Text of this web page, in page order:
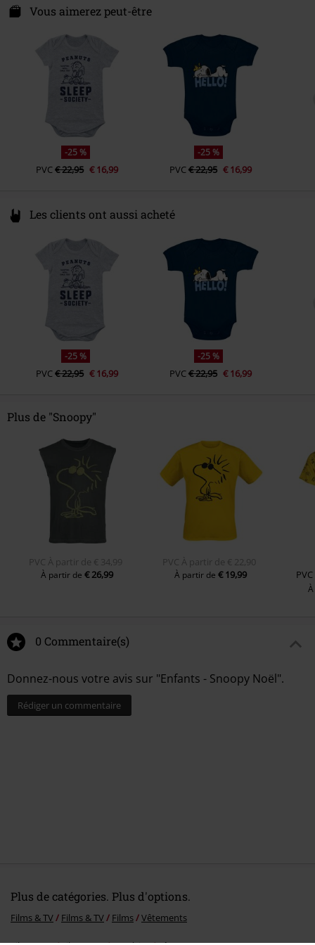
Date de sortie
100 Ave Du Generale Lec. Batiment 1
Vous aimerez peut-être
-25 %
PVC€ 22,95 € 16,99
-25 %
PVC€ 22,95 € 16,99
Les clients ont aussi acheté
-25 %
PVC€ 22,95 € 16,99
-25 %
PVC€ 22,95 € 16,99
Plus de "Snoopy"
PVC À partir de € 34,99
À partir de€ 26,99
PVC À partir de € 22,90
À partir de€ 19,99 PVC
0 Commentaire(s)
Donnez-nous votre avis sur "Enfants - Snoopy Noël".
Rédiger un commentaire
Plus de catégories. Plus d'options.
Films & TV Films & TV Films Vêtements